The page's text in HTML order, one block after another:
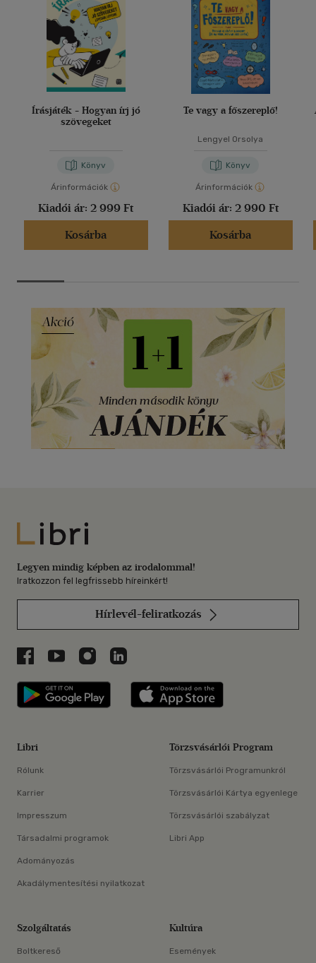
Írásjáték - Hogyan írj jó
szövegeket
Könyv
Árinformációk
Kiadói ár: 2 999 Ft
Kosárba
Te vagy a főszereplő!
Lengyel Orsolya
Könyv
Árinformációk
Kiadói ár: 2 990 Ft
Kosárba
Libri
Legyen mindig képben az irodalommal!
Iratkozzon fel legfrissebb híreinkért!
Hírlevél-feliratkozás
Libri a Facebookon
Libri a Youtube-on
Libri az Instagramon
Libri a LinkedInen
Libri applikáció Szerezd meg: Google
Libri
Rólunk
Karrier
Impresszum
Társadalmi programok
Adományozás
Akadálymentesítési nyilatkozat
Törzsvásárlói Program
Törzsvásárlói Programunkról
Törzsvásárlói Kártya egyenlege
Törzsvásárlói szabályzat
Libri App
Szolgáltatás
Boltkereső
Kultúra
Események